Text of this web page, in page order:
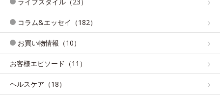
コラム&エッセイ（182）
お買い物情報（10）
お客様エピソード（11）
ヘルスケア（18）